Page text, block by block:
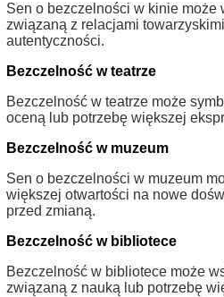
Sen o bezczelności w kinie może
związaną z relacjami
autentyczności.
Bezczelność w teatrze
Bezczelność w teatrze może
oceną lub potrzebę większej
Bezczelność w muzeum
Sen o bezczelności w muzeum
większej otwartości na nowe
przed zmianą.
Bezczelność w bibliotece
Bezczelność w bibliotece może
związaną z nauką lub potrzebę